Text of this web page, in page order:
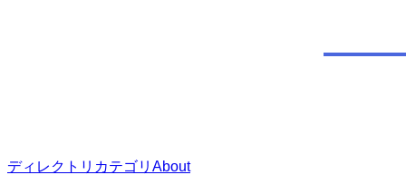
ディレクトリ カテゴリ About